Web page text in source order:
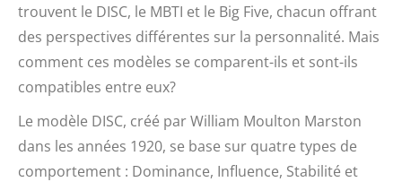
trouvent le DISC, le MBTI et le Big Five, chacun offrant
des perspectives différentes sur la personnalité. Mais
comment ces modèles se comparent-ils et sont-ils
compatibles entre eux?
Le modèle DISC, créé par William Moulton Marston
dans les années 1920, se base sur quatre types de
comportement : Dominance, Influence, Stabilité et